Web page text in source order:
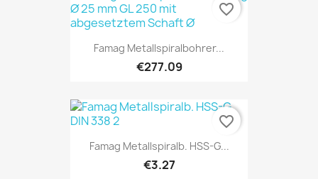
Famag Metallspiralbohrer...
€277.09
favorite_border
Famag Metallspiralb. HSS-G...
€3.27
favorite_border